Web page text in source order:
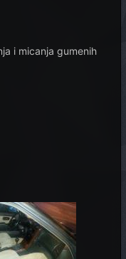
i micanja gumenih